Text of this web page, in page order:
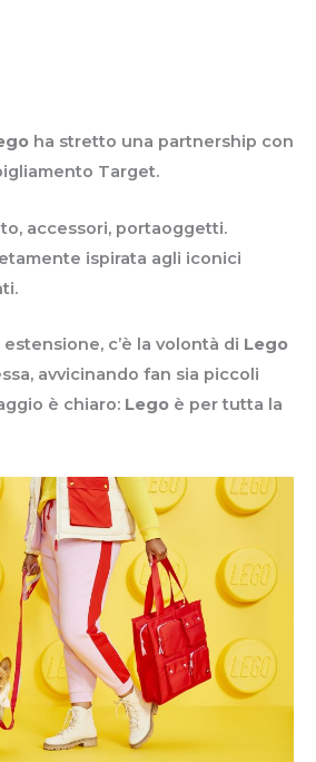
ha stretto una partnership con
Target.
accessori, portaoggetti.
ispirata agli iconici
c’è la volontà di Lego
avvicinando fan sia piccoli
è chiaro: Lego è per tutta la